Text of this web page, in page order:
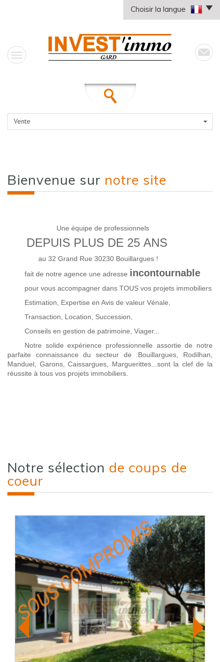
Choisir la langue
Vente
Bienvenue sur notre site
Une équipe de professionnels
DEPUIS PLUS DE 25 ANS
au 32 Grand Rue 30230 Bouillargues !
fait de notre agence une adresse incontournable
pour vous accompagner dans TOUS vos projets immobiliers
Estimation, Expertise en Avis de valeur Vénale,
Transaction, Location, Succession,
Conseils en gestion de patrimoine, Viager...
Notre solide expérience professionnelle assortie de notre
parfaite connaissance du secteur de :Bouillargues, Rodilhan,
Manduel, Garons, Caissargues, Marguerittes...sont la clef de la
réussite à tous vos projets immobiliers.
Notre sélection de coups de
coeur